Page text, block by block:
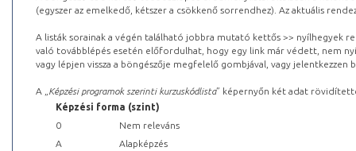
(egyszer az emelkedő, kétszer a csökkenő sorrendhez). Az aktuális
A listák sorainak a végén található jobbra mutató kettős >> nyílhegyek
való továbblépés esetén előfordulhat, hogy egy link már védett, nem
vagy lépjen vissza a böngészője megfelelő gombjával, vagy
A „ Képzési programok szerinti kurzuskódlista” képernyőn két adat
Képzési forma (szint)
0
Nem releváns
A
Alapképzés